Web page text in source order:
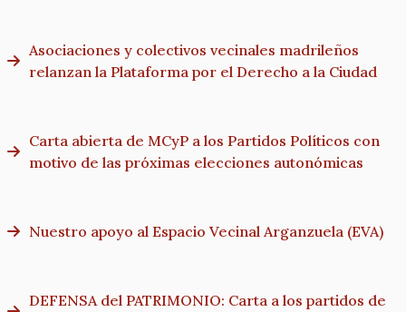
Asociaciones y colectivos vecinales madrileños
relanzan la Plataforma por el Derecho a la Ciudad
Carta abierta de MCyP a los Partidos Políticos con
motivo de las próximas elecciones autonómicas
Nuestro apoyo al Espacio Vecinal Arganzuela (EVA)
DEFENSA del PATRIMONIO: Carta a los partidos de